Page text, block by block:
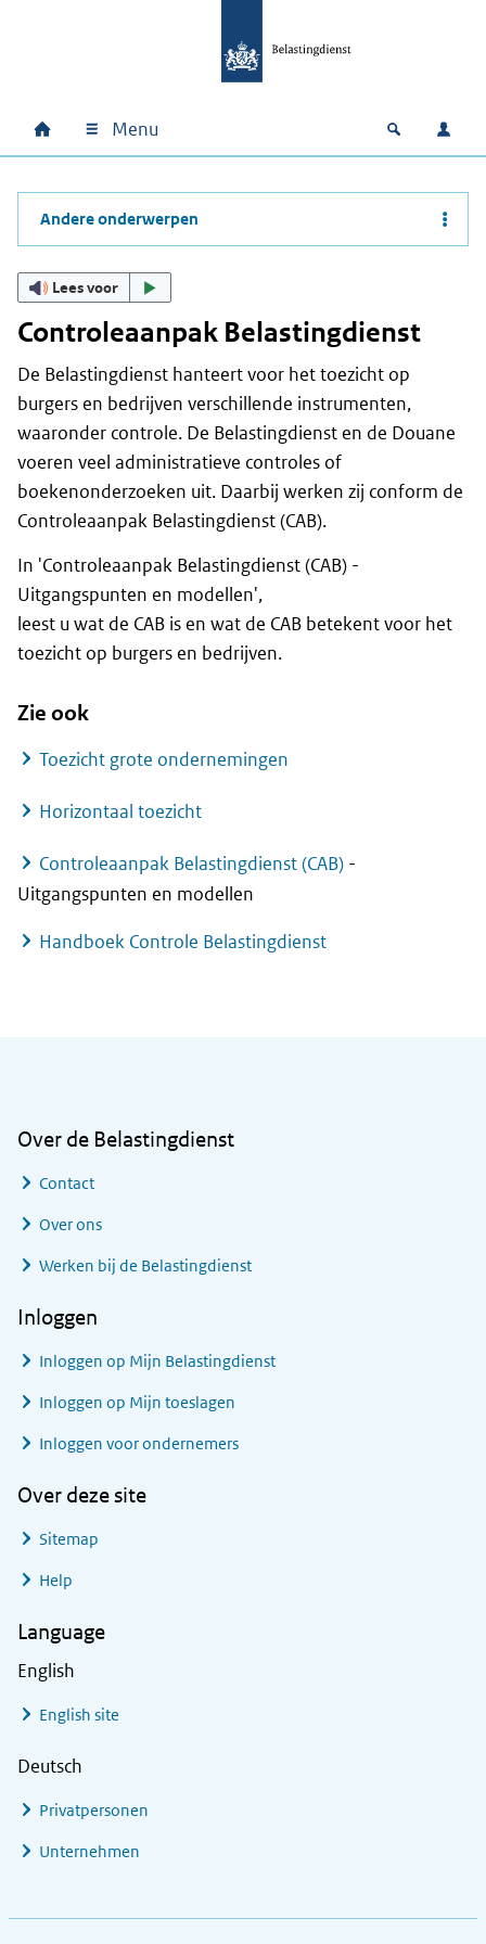
Hoofdnavigatie
Home Menu Open
Andere onderwerpen
Lees voor
Controleaanpak Belastingdienst
De Belastingdienst hanteert voor het toezicht op
burgers en bedrijven verschillende instrumenten,
waaronder controle. De Belastingdienst en de Douane
voeren veel administratieve controles of
boekenonderzoeken uit. Daarbij werken zij conform de
Controleaanpak Belastingdienst (CAB).
In 'Controleaanpak Belastingdienst (CAB) -
Uitgangspunten en modellen',
leest u wat de CAB is en wat de CAB betekent voor het
toezicht op burgers en bedrijven.
Zie ook
Toezicht grote ondernemingen
Horizontaal toezicht
Controleaanpak Belastingdienst (CAB) -
Uitgangspunten en modellen
Handboek Controle Belastingdienst
Over de Belastingdienst
Contact
Over ons
Werken bij de Belastingdienst
Inloggen
Inloggen op Mijn Belastingdienst
Inloggen op Mijn toeslagen
Inloggen voor ondernemers
Over deze site
Sitemap
Help
Language
English
English site
Deutsch
Privatpersonen
Unternehmen